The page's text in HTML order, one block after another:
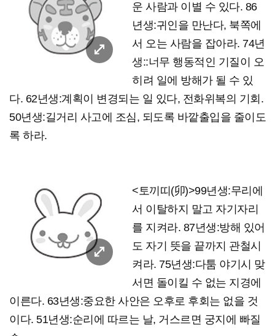
운 사람과 이별 수 있다. 86
년생:귀인을 만난다, 북쪽에
서 오는 사람을 잡아라. 74년
생::너무 행동적인 기질이 오
히려 일에 방해가 될 수 있
다. 62년생:계획이 변경되는 일 있다, 전화위복의 기회.
50년생:길거리 사고에 조심, 되도록 바깥출입을 줄이도
록 하라.
<토끼띠(卯)>99년생:무리에
서 이탈하지 말고 자기자리
를 지켜라. 87년생:방해 있어
도 자기 뜻을 끝까지 관철시
켜라. 75년생:다툼 야기시 맞
서면 돌이킬 수 없는 지경에
이른다. 63년생:중요한 사안은 오후로 후회는 없을 것
이다. 51년생:순리에 따르는 날, 거스르면 궁지에 빠질